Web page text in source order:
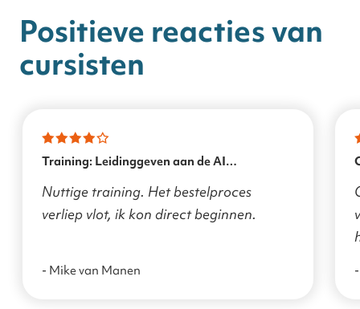
Positieve reacties van
cursisten
Training: Leidinggeven aan de AI
Nuttige training. Het bestelproces
verliep vlot, ik kon direct beginnen.
- Mike van Manen